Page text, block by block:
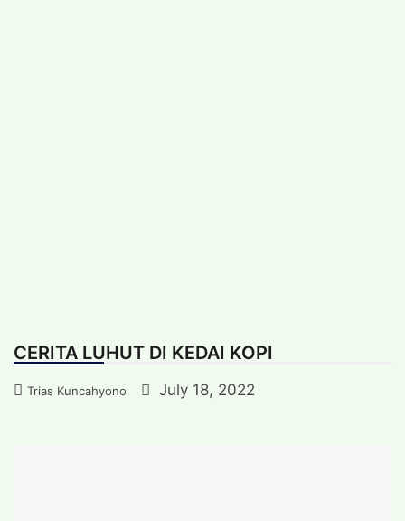
CERITA LUHUT DI KEDAI KOPI
Trias Kuncahyono July 18, 2022